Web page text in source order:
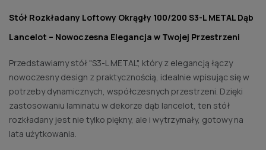
Stół Rozkładany Loftowy Okrągły 100/200 S3-L METAL Dąb
Lancelot – Nowoczesna Elegancja w Twojej Przestrzeni
Przedstawiamy stół "S3-L METAL", który z elegancją łączy
nowoczesny design z praktycznością, idealnie wpisując się w
potrzeby dynamicznych, współczesnych przestrzeni. Dzięki
zastosowaniu laminatu w dekorze dąb lancelot, ten stół
rozkładany jest nie tylko piękny, ale i wytrzymały, gotowy na
lata użytkowania.